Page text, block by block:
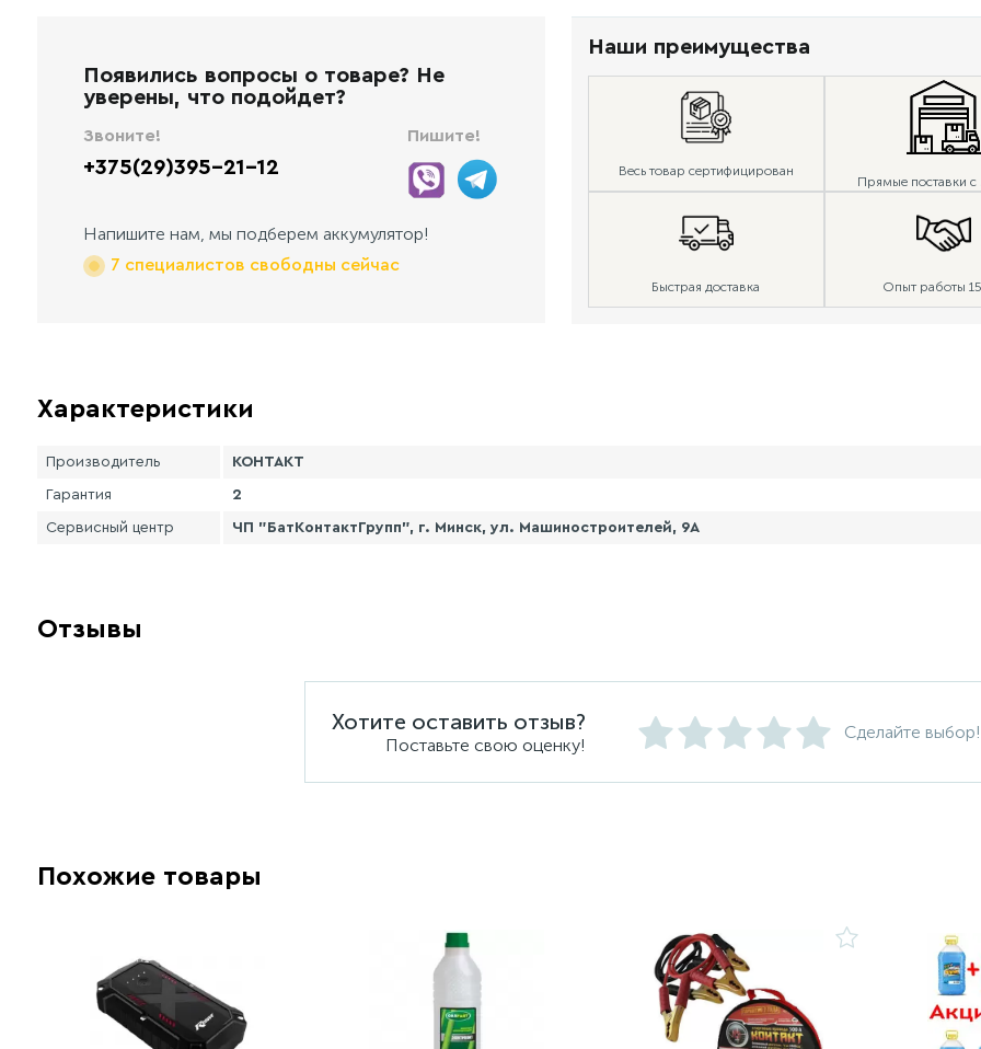
Появились вопросы о товаре? Не
уверены, что подойдет?
Звоните!
+375(29)395-21-12
Пишите!
Напишите нам, мы подберем аккумулятор!
7 специалистов свободны сейчас
Наши преимущества
Весь товар сертифицирован
Прямые поставки с
Быстрая доставка Опыт работы
Характеристики
Производитель КОНТАКТ
Гарантия 2
Сервисный центр ЧП "БатКонтактГрупп", г. Минск, ул. Машиностроителей, 9А
Отзывы
Хотите оставить отзыв?
Поставьте свою оценку!
Сделайте выбор!
Похожие товары